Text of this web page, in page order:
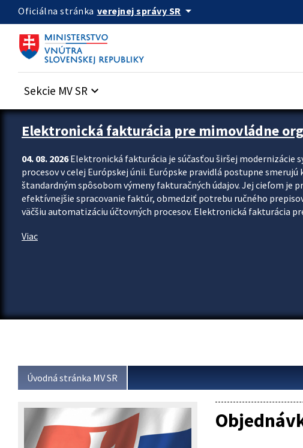
Preskocit na hlavný obsah
Oficiálna stránka verejnej správy SR arrow_drop_down
Sekcie MV SR keyboard_arrow_down
Zastavit automatický posun upútavok
Elektronická fakturácia pre mimovládne
04. 08. 2026Elektronická fakturácia je súčasťou širšej modernizácie
procesov v celej Európskej únii. Európske pravidlá postupne
štandardným spôsobom výmeny fakturačných údajov. Jej cieľom je
efektívnejšie spracovanie faktúr, obmedziť potrebu ručného
väčšiu automatizáciu účtovných procesov. Elektronická fakturácia
Viac
Úvodná stránka MV SR